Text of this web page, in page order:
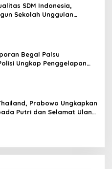
SDM Indonesia,
Sekolah Unggulan
Universitas Terbaik Dunia
Begal Palsu
Ungkap Penggelapan
untuk Crypto
Prabowo Ungkapkan
Putri dan Selamat Ulang
Thailand